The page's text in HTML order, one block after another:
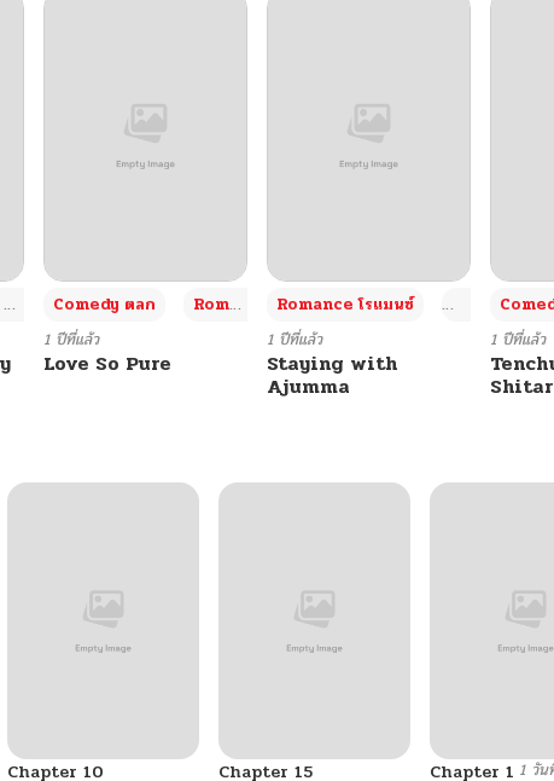
+3
Comedy ตลก Romance โรแมนซ์ +4
1 ปีที่แล้ว
Love So Pure
Romance โรแมนซ์ Adult ผู้ใหญ่
1 ปีที่แล้ว
Staying with
Ajumma
1 ปีที่แล้ว
Chapter 10 Chapter 15 Chapter 1 1 วัน